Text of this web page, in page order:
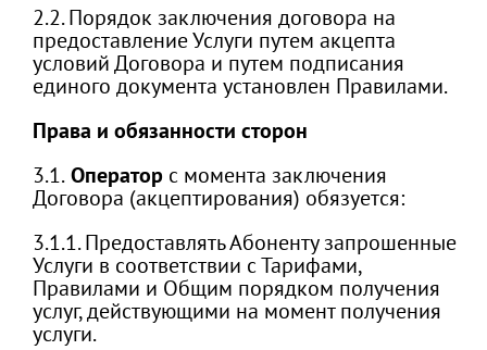
2.2. Порядок заключения договора на
предоставление Услуги путем акцепта
условий Договора и путем подписания
единого документа установлен Правилами.
Права и обязанности сторон
3.1.Оператор с момента заключения
Договора (акцептирования) обязуется:
3.1.1. Предоставлять Абоненту запрошенные
Услуги в соответствии с Тарифами,
Правилами и Общим порядком получения
услуг, действующими на момент получения
услуги.